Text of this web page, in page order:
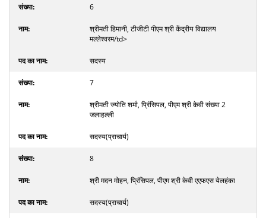
6
श्रीमती हिमानी, टीजीटी पीएम श्री केंद्रीय विद्यालय
मल्लेश्वरम/td>
सदस्य
7
श्रीमती ज्योति शर्मा, प्रिंसिपल, पीएम श्री केवी संख्या 2
जलाहल्ली
सदस्य(प्राचार्य)
8
श्री मदन मोहन, प्रिंसिपल, पीएम श्री केवी एएफएस येलहंका
सदस्य(प्राचार्य)